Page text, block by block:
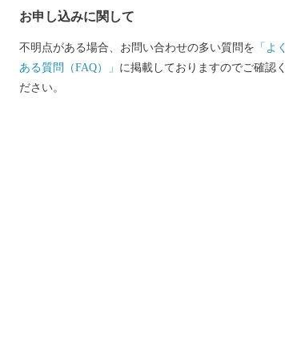
お申し込みに関して
不明点がある場合、お問い合わせの多い質問を 「よく
ある質問（FAQ）」 に掲載しておりますのでご確認く
ださい。